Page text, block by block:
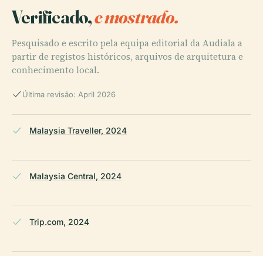
Verificado,e mostrado.
Pesquisado e escrito pela equipa editorial da Audiala a
partir de registos históricos, arquivos de arquitetura e
conhecimento local.
Última revisão: April 2026
Malaysia Traveller, 2024
Malaysia Central, 2024
Trip.com, 2024